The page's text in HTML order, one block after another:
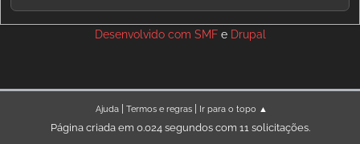
Desenvolvido com SMFe Drupal
Ajuda| Termos e regras| Ir para o topo ▲
Página criada em 0.024 segundos com 11 solicitações.